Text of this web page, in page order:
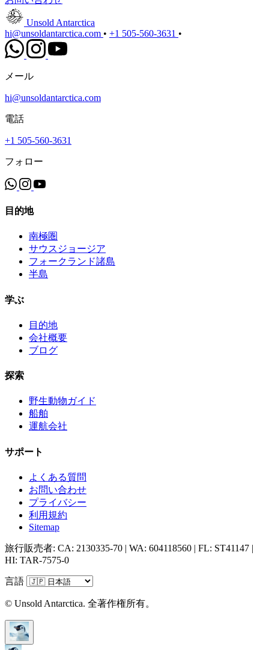
Unsold Antarctica
hi@unsoldantarctica.com • +1 505-560-3631 •
メール
hi@unsoldantarctica.com
電話
+1 505-560-3631
フォロー
目的地
南極圏
サウスジョージア
フォークランド諸島
半島
学ぶ
目的地
会社概要
ブログ
探索
野生動物ガイド
船舶
運航会社
サポート
よくある質問
お問い合わせ
プライバシー
利用規約
Sitemap
旅行販売者: CA: 2130335-70 | WA: 604118560 | FL: ST41147 |
HI: TAR-7575-0
言語
© Unsold Antarctica. 全著作権所有。